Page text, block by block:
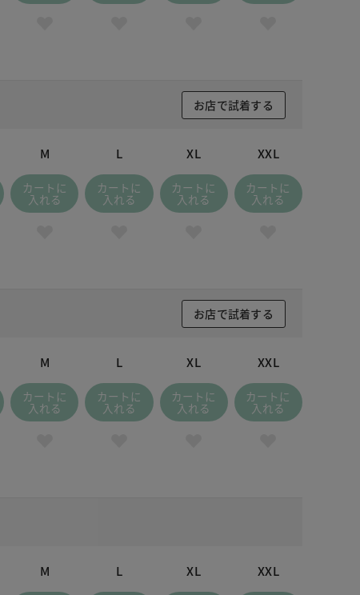
お店で試着する
M
カートに
入れる
L
カートに
入れる
XL
カートに
入れる
XXL
カートに
入れる
お店で試着する
M
カートに
入れる
L
カートに
入れる
XL
カートに
入れる
XXL
カートに
入れる
M L XL XXL